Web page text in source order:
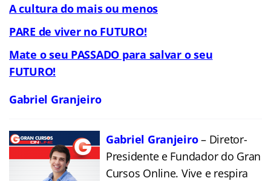
A cultura do mais ou menos
PARE de viver no FUTURO!
Mate o seu PASSADO para salvar o seu
FUTURO!
Gabriel Granjeiro
Gabriel Granjeiro– Diretor-
Presidente e Fundador do Gran
Cursos Online. Vive e respira